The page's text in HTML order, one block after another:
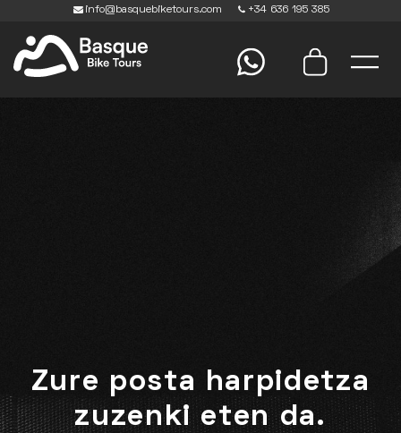
info@basquebiketours.com +34 636 195 385
Zure posta harpidetza
zuzenki eten da.